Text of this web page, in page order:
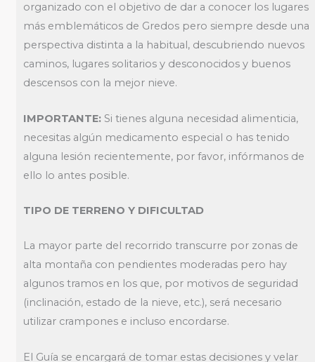
organizado con el objetivo de dar a conocer los lugares
más emblemáticos de Gredos pero siempre desde una
perspectiva distinta a la habitual, descubriendo nuevos
caminos, lugares solitarios y desconocidos y buenos
descensos con la mejor nieve.
IMPORTANTE: Si tienes alguna necesidad alimenticia,
necesitas algún medicamento especial o has tenido
alguna lesión recientemente, por favor, infórmanos de
ello lo antes posible.
TIPO DE TERRENO Y DIFICULTAD
La mayor parte del recorrido transcurre por zonas de
alta montaña con pendientes moderadas pero hay
algunos tramos en los que, por motivos de seguridad
(inclinación, estado de la nieve, etc.), será necesario
utilizar crampones e incluso encordarse.
El Guía se encargará de tomar estas decisiones y velar